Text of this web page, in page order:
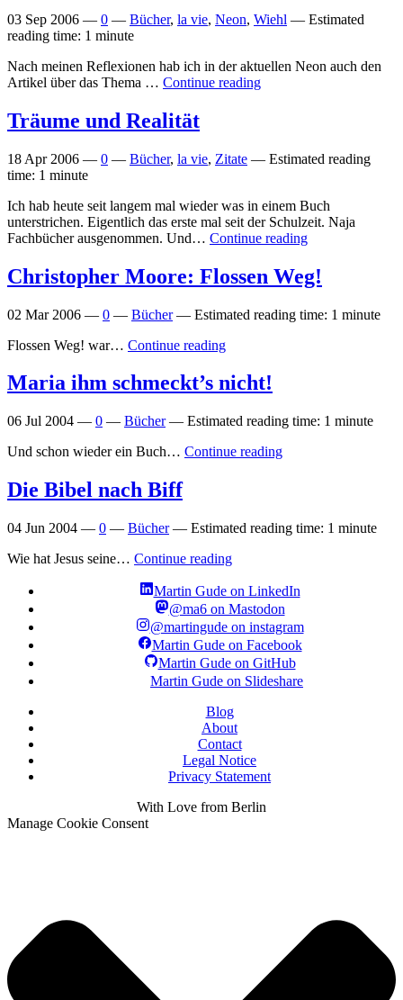
03 Sep 2006 — 0 — Bücher, la vie, Neon, Wiehl — Estimated
reading time: 1 minute
Nach meinen Reflexionen hab ich in der aktuellen Neon auch den
Artikel über das Thema … Continue reading
Träume und Realität
18 Apr 2006 — 0 — Bücher, la vie, Zitate — Estimated reading
time: 1 minute
Ich hab heute seit langem mal wieder was in einem Buch
unterstrichen. Eigentlich das erste mal seit der Schulzeit. Naja
Fachbücher ausgenommen. Und… Continue reading
Christopher Moore: Flossen Weg!
02 Mar 2006 — 0 — Bücher — Estimated reading time: 1 minute
Flossen Weg! war… Continue reading
Maria ihm schmeckt’s nicht!
06 Jul 2004 — 0 — Bücher — Estimated reading time: 1 minute
Und schon wieder ein Buch… Continue reading
Die Bibel nach Biff
04 Jun 2004 — 0 — Bücher — Estimated reading time: 1 minute
Wie hat Jesus seine… Continue reading
Martin Gude on LinkedIn
@ma6 on Mastodon
@martingude on instagram
Martin Gude on Facebook
Martin Gude on GitHub
Martin Gude on Slideshare
Blog
About
Contact
Legal Notice
Privacy Statement
With Love from Berlin
Manage Cookie Consent